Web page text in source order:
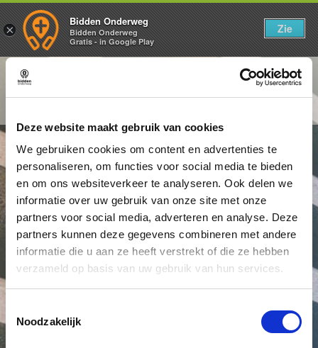
Deze website maakt gebruik van cookies
We gebruiken cookies om content en advertenties te
personaliseren, om functies voor social media te bieden
en om ons websiteverkeer te analyseren. Ook delen we
informatie over uw gebruik van onze site met onze
partners voor social media, adverteren en analyse. Deze
partners kunnen deze gegevens combineren met andere
informatie die u aan ze heeft verstrekt of die ze hebben
verzameld op basis van uw gebruik van hun services.
Noodzakelijk
Zaterdag 7 februari
×
Bidden Onderweg
Bidden Onderweg
Gratis - in Google Play
Zie